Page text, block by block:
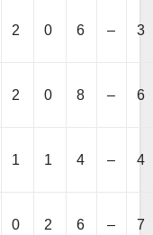
2 0 6 – 3
2 0 8 – 6
1 1 4 – 4
0 2 6 – 7